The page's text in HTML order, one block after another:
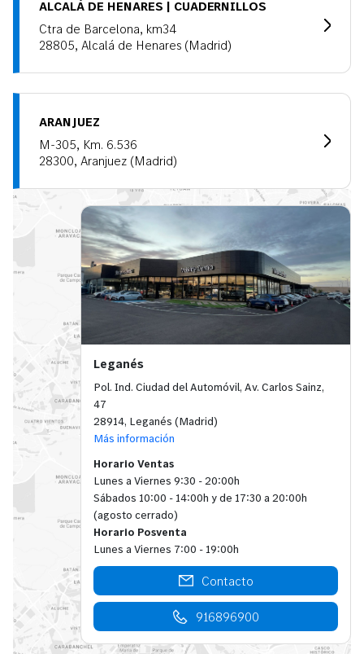
ALCALÁ DE HENARES | CUADERNILLOS
Ctra de Barcelona, km34
28805, Alcalá de Henares (Madrid)
ARANJUEZ
M-305, Km. 6.536
28300, Aranjuez (Madrid)
Leganés
Pol. Ind. Ciudad del Automóvil, Av. Carlos Sainz,
47
28914, Leganés (Madrid)
Más información
Horario Ventas
Lunes a Viernes 9:30 - 20:00h
Sábados 10:00 - 14:00h y de 17:30 a 20:00h
(agosto cerrado)
Horario Posventa
Lunes a Viernes 7:00 - 19:00h
Contacto
916896900